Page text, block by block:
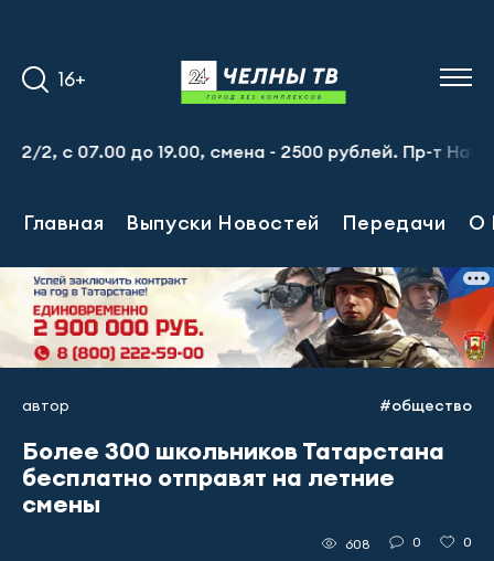
16+
до 19.00, смена - 2500 рублей. Пр-т
Главная Выпуски Новостей Передачи О
автор #общество
Более 300 школьников Татарстана
бесплатно отправят на летние
смены
608 0 0